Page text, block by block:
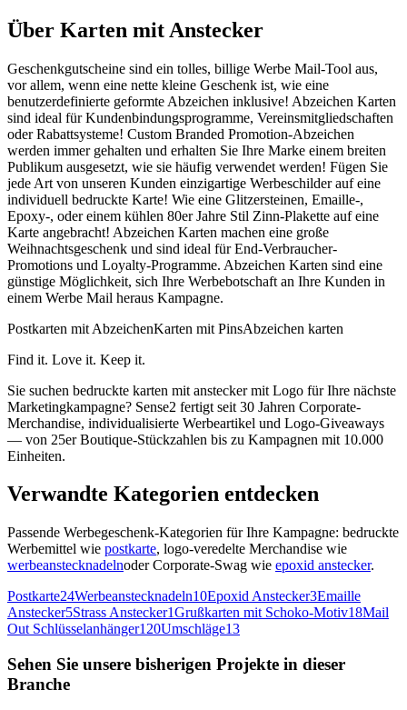
Über Karten mit Anstecker
Geschenkgutscheine sind ein tolles, billige Werbe Mail-Tool aus,
vor allem, wenn eine nette kleine Geschenk ist, wie eine
benutzerdefinierte geformte Abzeichen inklusive! Abzeichen Karten
sind ideal für Kundenbindungsprogramme, Vereinsmitgliedschaften
oder Rabattsysteme! Custom Branded Promotion-Abzeichen
werden immer gehalten und erhalten Sie Ihre Marke einem breiten
Publikum ausgesetzt, wie sie häufig verwendet werden! Fügen Sie
jede Art von unseren Kunden einzigartige Werbeschilder auf eine
individuell bedruckte Karte! Wie eine Glitzersteinen, Emaille-,
Epoxy-, oder einem kühlen 80er Jahre Stil Zinn-Plakette auf eine
Karte angebracht! Abzeichen Karten machen eine große
Weihnachtsgeschenk und sind ideal für End-Verbraucher-
Promotions und Loyalty-Programme. Abzeichen Karten sind eine
günstige Möglichkeit, sich Ihre Werbebotschaft an Ihre Kunden in
einem Werbe Mail heraus Kampagne.
Postkarten mit AbzeichenKarten mit PinsAbzeichen karten
Find it. Love it. Keep it.
Sie suchen bedruckte karten mit anstecker mit Logo für Ihre nächste
Marketingkampagne? Sense2 fertigt seit 30 Jahren Corporate-
Merchandise, individualisierte Werbeartikel und Logo-Giveaways
— von 25er Boutique-Stückzahlen bis zu Kampagnen mit 10.000
Einheiten.
Verwandte Kategorien entdecken
Passende Werbegeschenk-Kategorien für Ihre Kampagne: bedruckte
Werbemittel wie postkarte, logo-veredelte Merchandise wie
werbeanstecknadelnoder Corporate-Swag wie epoxid anstecker.
Postkarte24Werbeanstecknadeln10Epoxid Anstecker3Emaille
Anstecker5Strass Anstecker1Grußkarten mit Schoko-Motiv18Mail
Out Schlüsselanhänger120Umschläge13
Sehen Sie unsere bisherigen Projekte in dieser
Branche